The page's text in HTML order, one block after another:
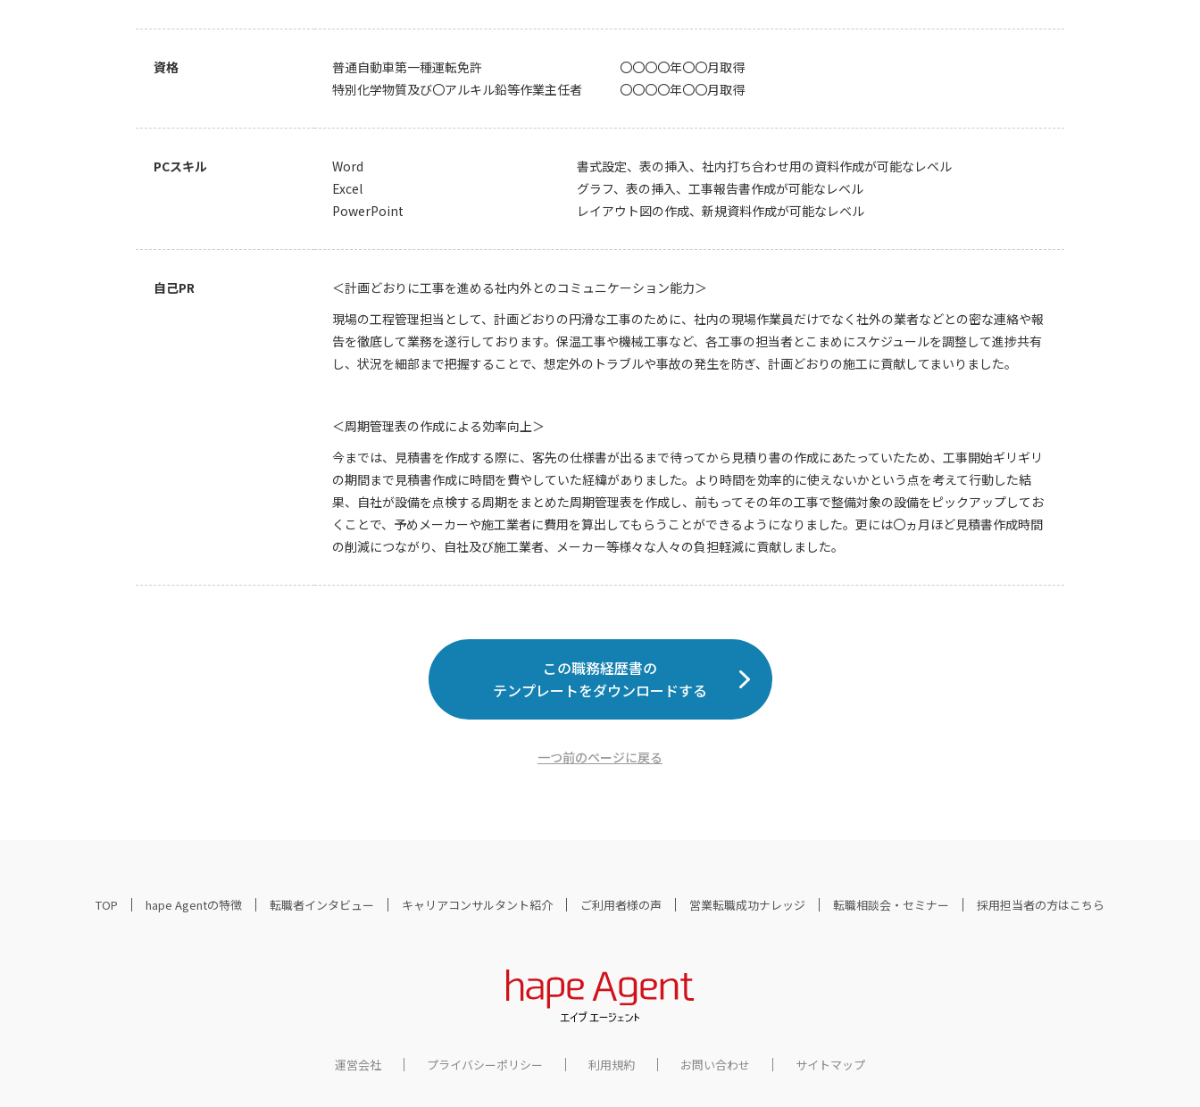
資格 普通自動車第一種運転免許
〇〇〇〇年〇〇月取得
特別化学物質及び〇アルキル鉛等作業主任者
〇〇〇〇年〇〇月取得
PCスキル Word
書式設定、表の挿入、社内打ち合わせ用の資料作成が可能なレベル
Excel
グラフ、表の挿入、工事報告書作成が可能なレベル
PowerPoint
レイアウト図の作成、新規資料作成が可能なレベル
自己PR
＜計画どおりに工事を進める社内外とのコミュニケーション能力＞
現場の工程管理担当として、計画どおりの円滑な工事のために、社内の現場作業員だけでなく社外の業者などとの密な連絡や報
告を徹底して業務を遂行しております。保温工事や機械工事など、各工事の担当者とこまめにスケジュールを調整して進捗共有
し、状況を細部まで把握することで、想定外のトラブルや事故の発生を防ぎ、計画どおりの施工に貢献してまいりました。
＜周期管理表の作成による効率向上＞
今までは、見積書を作成する際に、客先の仕様書が出るまで待ってから見積り書の作成にあたっていたため、工事開始ギリギリ
の期間まで見積書作成に時間を費やしていた経緯がありました。より時間を効率的に使えないかという点を考えて行動した結
果、自社が設備を点検する周期をまとめた周期管理表を作成し、前もってその年の工事で整備対象の設備をピックアップしてお
くことで、予めメーカーや施工業者に費用を算出してもらうことができるようになりました。更には〇ヵ月ほど見積書作成時間
の削減につながり、自社及び施工業者、メーカー等様々な人々の負担軽減に貢献しました。
この職務経歴書の
テンプレートをダウンロードする
一つ前のページに戻る
TOP hape Agentの特徴 転職者インタビュー キャリアコンサルタント紹介 ご利用者様の声 営業転職成功ナレッジ 転職相談会・セミナー 採用担当者の方はこちら
運営会社 プライバシーポリシー 利用規約 お問い合わせ サイトマップ